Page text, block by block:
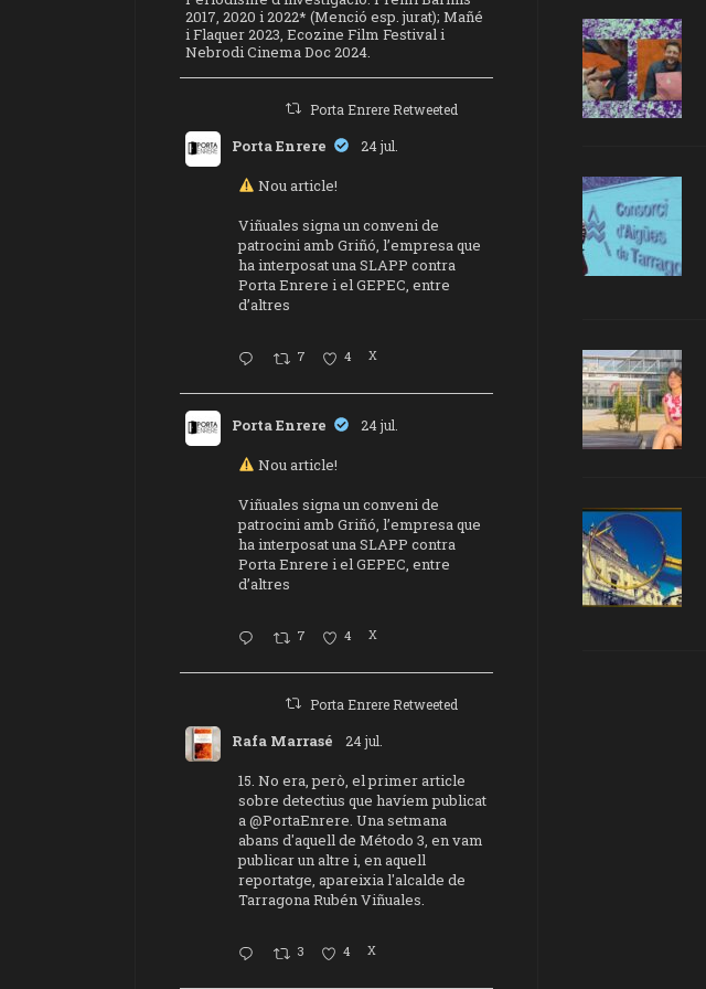
2017, 2020 i 2022* (Menció esp. jurat); Mañé
i Flaquer 2023, Ecozine Film Festival i
Nebrodi Cinema Doc 2024.
Porta Enrere Retweeted
Porta Enrere 24 jul.
Nou article!
Viñuales signa un conveni de
patrocini amb Griñó, l’empresa que
ha interposat una SLAPP contra
Porta Enrere i el GEPEC, entre
d’altres
7 4 X
Porta Enrere 24 jul.
Nou article!
Viñuales signa un conveni de
patrocini amb Griñó, l’empresa que
ha interposat una SLAPP contra
Porta Enrere i el GEPEC, entre
d’altres
7 4 X
Porta Enrere Retweeted
Rafa Marrasé 24 jul.
15. No era, però, el primer article
sobre detectius que havíem publicat
a@PortaEnrere. Una setmana
abans d'aquell de Método 3, en vam
publicar un altre i, en aquell
reportatge, apareixia l'alcalde de
Tarragona Rubén Viñuales.
3 4 X